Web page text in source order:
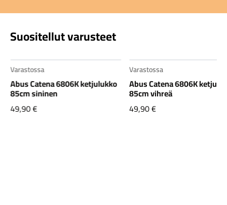
Suositellut varusteet
Varastossa
Abus Catena 6806K ketjulukko
85cm sininen
49,90€
Varastossa
Abus Catena 6806K
85cm vihreä
49,90€